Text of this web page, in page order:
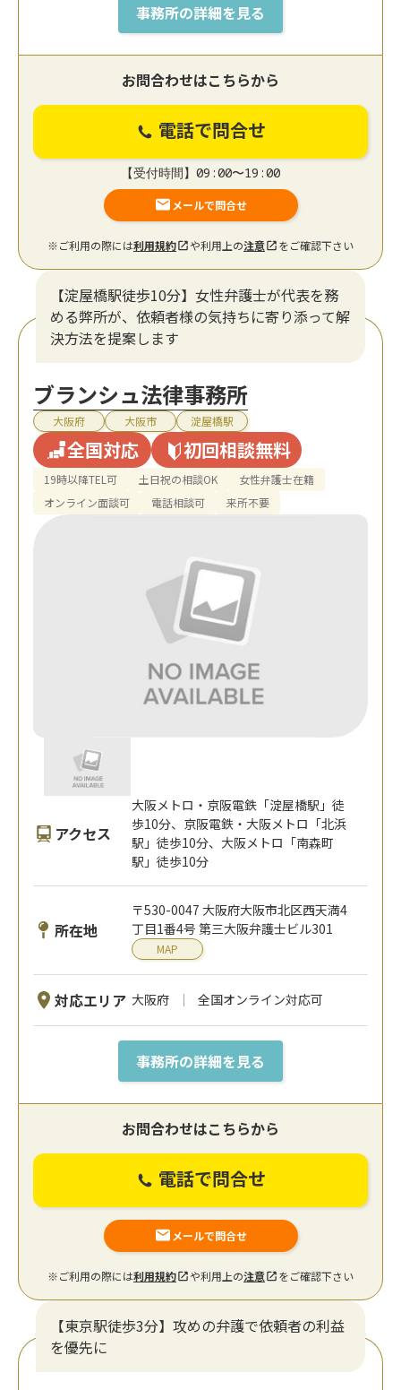
事務所の詳細を見る
お問合わせはこちらから
電話で問合せ
【受付時間】09:00〜19:00
メールで問合せ
※ご利用の際には利用規約 や利用上の注意 をご確認下さい
【淀屋橋駅徒歩10分】女性弁護士が代表を務
める弊所が、依頼者様の気持ちに寄り添って解
決方法を提案します
ブランシュ法律事務所
大阪府 大阪市 淀屋橋駅
全国対応 初回相談無料
19時以降TEL可 土日祝の相談OK
女性弁護士在籍
オンライン面談可
電話相談可 来所不要
アクセス
大阪メトロ・京阪電鉄「淀屋橋駅」徒
歩10分、京阪電鉄・大阪メトロ「北浜
駅」徒歩10分、大阪メトロ「南森町
駅」徒歩10分
所在地
〒530-0047 大阪府大阪市北区西天満4
丁目1番4号 第三大阪弁護士ビル301
MAP
対応エリア 大阪府 全国オンライン対応可
事務所の詳細を見る
お問合わせはこちらから
電話で問合せ
メールで問合せ
※ご利用の際には利用規約 や利用上の注意 をご確認下さい
【東京駅徒歩3分】攻めの弁護で依頼者の利益
を優先に